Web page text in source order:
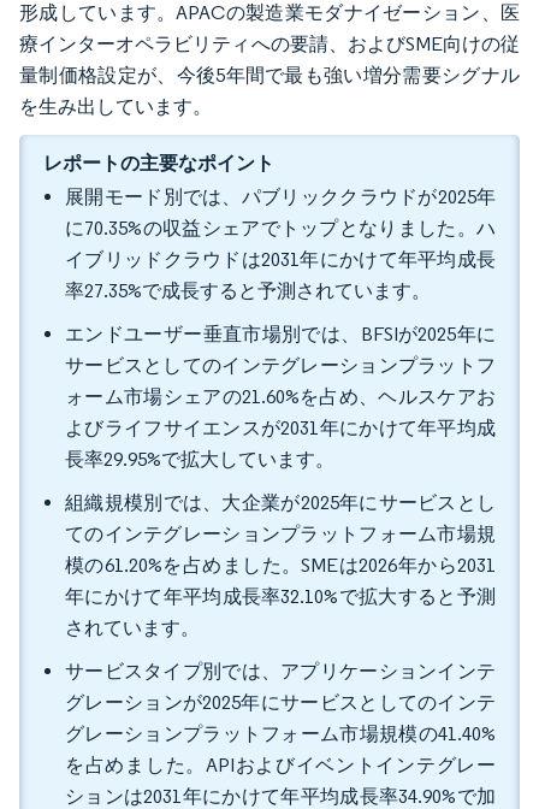
形成しています。APACの製造業モダナイゼーション、医
療インターオペラビリティへの要請、およびSME向けの従
量制価格設定が、今後5年間で最も強い増分需要シグナル
を生み出しています。
レポートの主要なポイント
展開モード別では、パブリッククラウドが2025年
に70.35%の収益シェアでトップとなりました。ハ
イブリッドクラウドは2031年にかけて年平均成長
率27.35%で成長すると予測されています。
エンドユーザー垂直市場別では、BFSIが2025年に
サービスとしてのインテグレーションプラットフ
ォーム市場シェアの21.60%を占め、ヘルスケアお
よびライフサイエンスが2031年にかけて年平均成
長率29.95%で拡大しています。
組織規模別では、大企業が2025年にサービスとし
てのインテグレーションプラットフォーム市場規
模の61.20%を占めました。SMEは2026年から2031
年にかけて年平均成長率32.10%で拡大すると予測
されています。
サービスタイプ別では、アプリケーションインテ
グレーションが2025年にサービスとしてのインテ
グレーションプラットフォーム市場規模の41.40%
を占めました。APIおよびイベントインテグレー
ションは2031年にかけて年平均成長率34.90%で加